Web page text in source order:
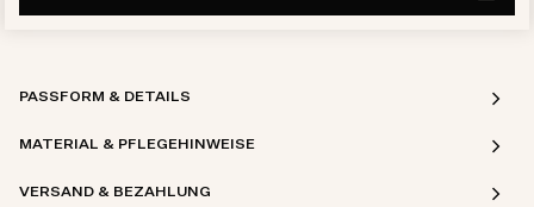
PASSFORM & DETAILS
MATERIAL & PFLEGEHINWEISE
VERSAND & BEZAHLUNG